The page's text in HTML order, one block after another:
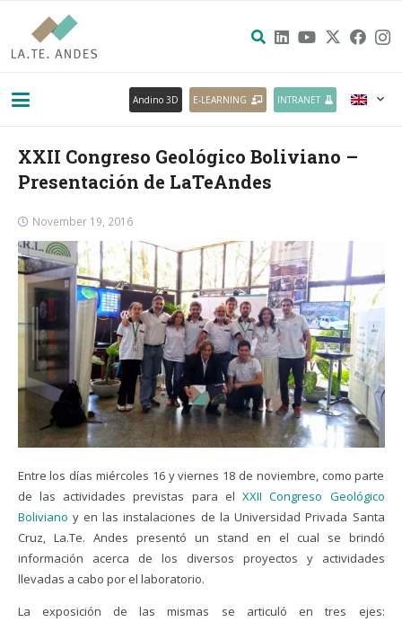
Andino 3D E-LEARNING INTRANET
XXII Congreso Geológico Boliviano –
Presentación de LaTeAndes
November 19, 2016
Entre los días miércoles 16 y viernes 18 de noviembre, como parte
de las actividades previstas para el XXII Congreso Geológico
Boliviano y en las instalaciones de la Universidad Privada Santa
Cruz, La.Te. Andes presentó un stand en el cual se brindó
información acerca de los diversos proyectos y actividades
llevadas a cabo por el laboratorio.
La exposición de las mismas se articuló en tres ejes: